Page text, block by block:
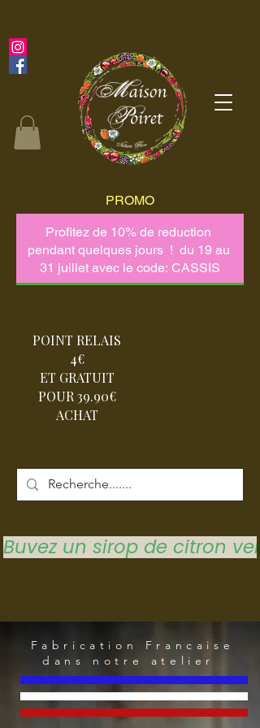
POINT RELAIS
4€
ET GRATUIT
POUR 39.90€
ACHAT
Buvez un sirop de citron
PROMO
Fabrication Francaise
dans notre atelier